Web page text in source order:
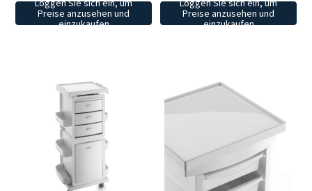
Loggen Sie sich ein, um
Preise anzusehen und
einzukaufen
Loggen Sie sich ein, um
Preise anzusehen und
einzukaufen